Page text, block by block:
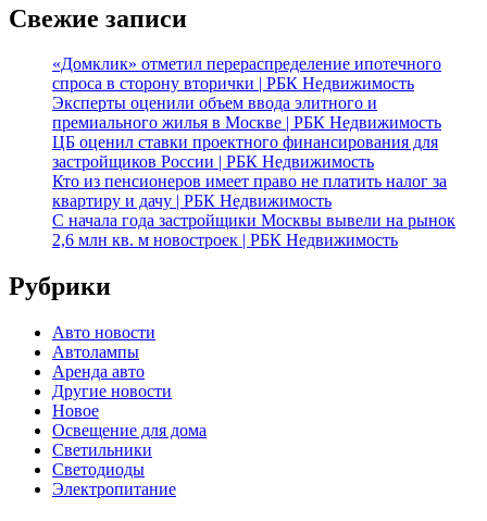
Свежие записи
«Домклик» отметил перераспределение ипотечного
спроса в сторону вторички | РБК Недвижимость
Эксперты оценили объем ввода элитного и
премиального жилья в Москве | РБК Недвижимость
ЦБ оценил ставки проектного финансирования для
застройщиков России | РБК Недвижимость
Кто из пенсионеров имеет право не платить налог за
квартиру и дачу | РБК Недвижимость
С начала года застройщики Москвы вывели на рынок
2,6 млн кв. м новостроек | РБК Недвижимость
Рубрики
Авто новости
Автолампы
Аренда авто
Другие новости
Новое
Освещение для дома
Светильники
Светодиоды
Электропитание